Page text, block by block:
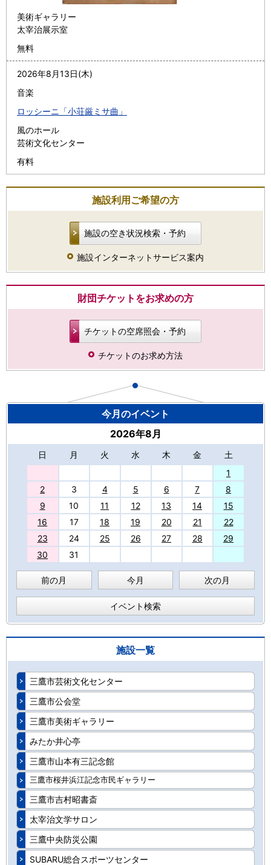
美術ギャラリー
太宰治展示室
無料
2026年8月13日(木)
音楽
ロッシーニ「小荘厳ミサ曲」
風のホール
芸術文化センター
有料
施設利用ご希望の方
施設の空き状況検索・予約
施設インターネットサービス案内
財団チケットをお求めの方
チケットの空席照会・予約
チケットのお求め方法
今月のイベント
2026年8月
日 月 火 水 木 金
土
1
2
3 4 5 6 7
8
9
10 11 12 13 14
15
16
17 18 19 20 21
22
23
24 25 26 27 28
29
30
31
前の月 今月 次の月
イベント検索
施設一覧
三鷹市芸術文化センター
三鷹市公会堂
三鷹市美術ギャラリー
みたか井心亭
三鷹市山本有三記念館
三鷹市桜井浜江記念市民ギャラリー
三鷹市吉村昭書斎
太宰治文学サロン
三鷹中央防災公園
SUBARU総合スポーツセンター